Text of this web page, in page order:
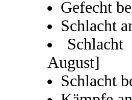
Gefecht
Schlacht
August]
Schlacht